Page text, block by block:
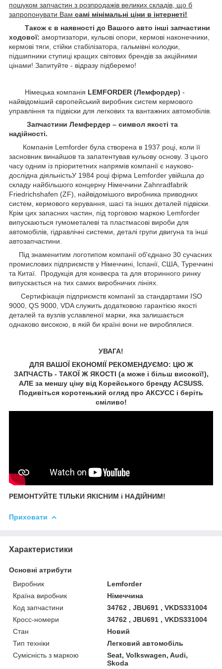
пошуком запчастин з розпродажів великих складів, що б
запропонувати Вам самі мінімальні ціни в інтернеті!
Також є в наявності до Вашого авто інші запчастини
ходової: амортизатори, кульові опори, кермові наконечники,
кермові тяги, стійки стабілізатора, гальмівні колодки,
підшипники ступиці кращих світових брендів за акційними
цінами! Запитуйте - відразу підберемо!
Німецька компанія LEMFORDER (Лемфордер) -
найвідоміший європейський виробник систем кермового
управління та підвіски для легкових та вантажних автомобілів.
Запчастини Лемфердер – символ якості та
надійності.
Компанія Lemforder була створена в 1937 році, коли її
засновник винайшов та запатентував кульову основу. З цього
часу одним із пріоритетних напрямів компанії є науково-
дослідна діяльністьУ 1984 році фірма Lemforder увійшла до
складу найбільшого концерну Німеччини Zahnradfabrik
Friedrichshafen (ZF), найвідомішого виробника приводних
систем, кермового керування, шасі та інших деталей підвіски.
Крім цих запасних частин, під торговою маркою Lemforder
випускаються гумометалеві та пластмасові вироби для
автомобілів, гідравлічні системи, деталі групи двигуна та інші
автозапчастини.
Під знаменитим логотипом компанії об'єднано 30 сучасних
промислових підприємств у Німеччині, Іспанії, США, Туреччині
та Китаї. Продукція для конвеєра та для вторинного ринку
випускається на тих самих виробничих лініях.
Сертифікація підприємств компанії за стандартами ISO
9000, QS 9000, VDA служить додатковою гарантією якості
деталей та вузлів уславленої марки, яка залишається
однаково високою, в якій би країні вони не вироблялися.
УВАГА!
ДЛЯ ВАШОЇ ЕКОНОМІЇ РЕКОМЕНДУЄМО: ЦЮ Ж
ЗАПЧАСТЬ - ТАКОЇ Ж ЯКОСТІ (а може і більш високої!),
АЛЕ за меншу ціну від Корейського бренду ACSUSS.
Подивіться коротенький огляд про АКСУCC і беріть
сміливо!
РЕМОНТУЙТЕ ТІЛЬКИ ЯКІСНИМ і НАДІЙНИМ!
Приховати
Характеристики
Основні атрибути
Виробник
Lemforder
Країна виробник
Німеччина
Код запчастини
34762 , JBU691 , VKDS331004
Кросс-номери
34762 , JBU691 , VKDS331004
Стан
Новий
Тип техніки
Легковий автомобіль
Сумісність з маркою
Seat, Volkswagen, Audi,
Skoda